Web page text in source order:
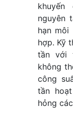
nguyên
hạn
hợp. Kỹ
tần với
không
công
tần
hỏng